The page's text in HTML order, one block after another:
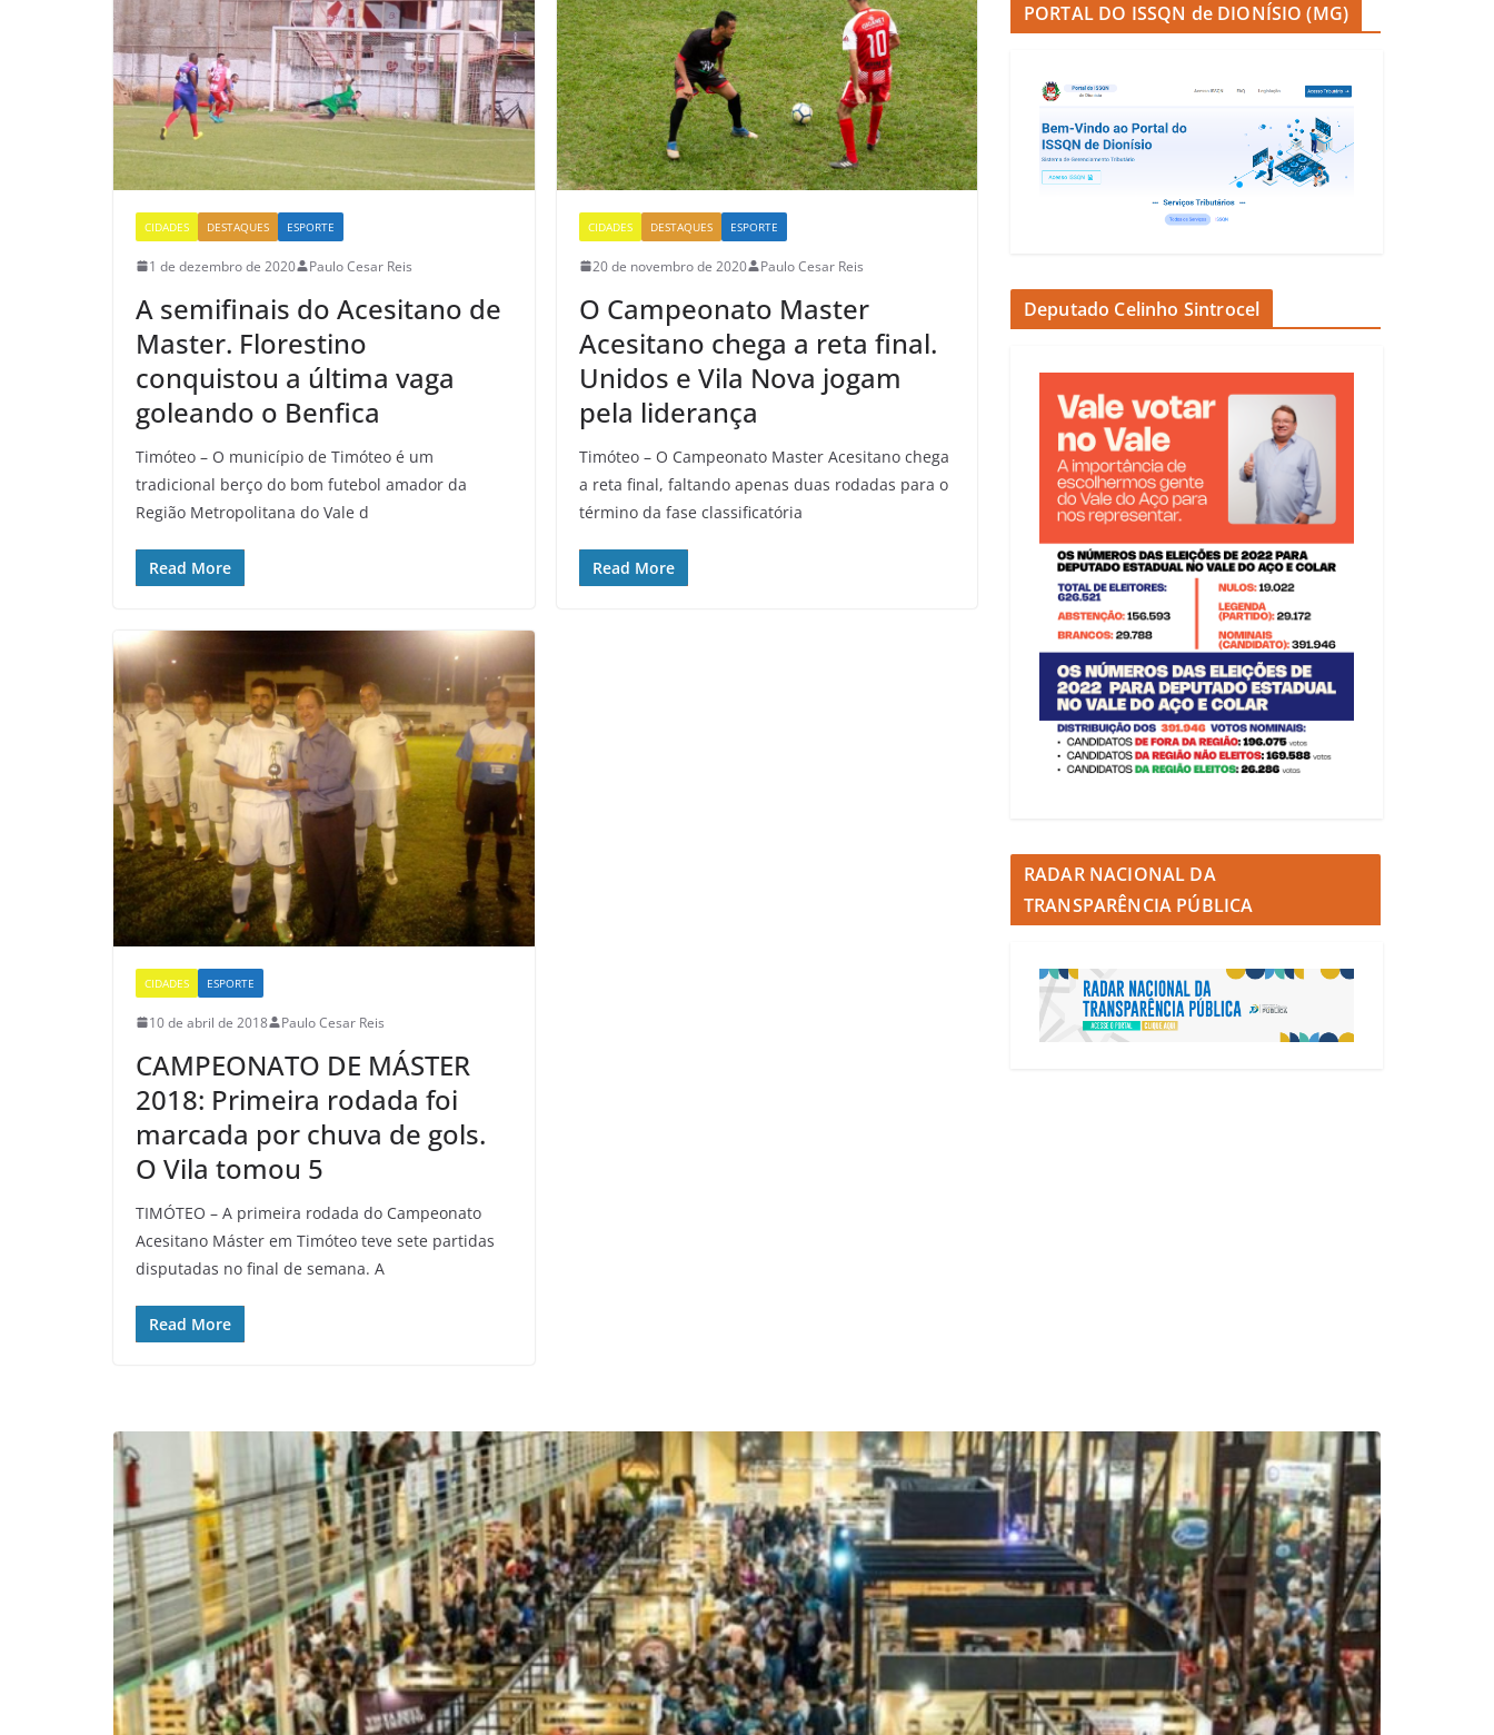
CIDADES DESTAQUES ESPORTE
1 de dezembro de 2020 Paulo Cesar Reis
A semifinais do Acesitano de
Master. Florestino
conquistou a última vaga
goleando o Benfica
Timóteo – O município de Timóteo é um
tradicional berço do bom futebol amador da
Região Metropolitana do Vale d
Read More
CIDADES DESTAQUES ESPORTE
20 de novembro de 2020 Paulo Cesar Reis
O Campeonato Master
Acesitano chega a reta final.
Unidos e Vila Nova jogam
pela liderança
Timóteo – O Campeonato Master Acesitano chega
a reta final, faltando apenas duas rodadas para o
término da fase classificatória
Read More
CIDADES ESPORTE
10 de abril de 2018 Paulo Cesar Reis
CAMPEONATO DE MÁSTER
2018: Primeira rodada foi
marcada por chuva de gols.
O Vila tomou 5
TIMÓTEO – A primeira rodada do Campeonato
Acesitano Máster em Timóteo teve sete partidas
disputadas no final de semana. A
Read More
PORTAL DO ISSQN de DIONÍSIO (MG)
Deputado Celinho Sintrocel
RADAR NACIONAL DA
TRANSPARÊNCIA PÚBLICA